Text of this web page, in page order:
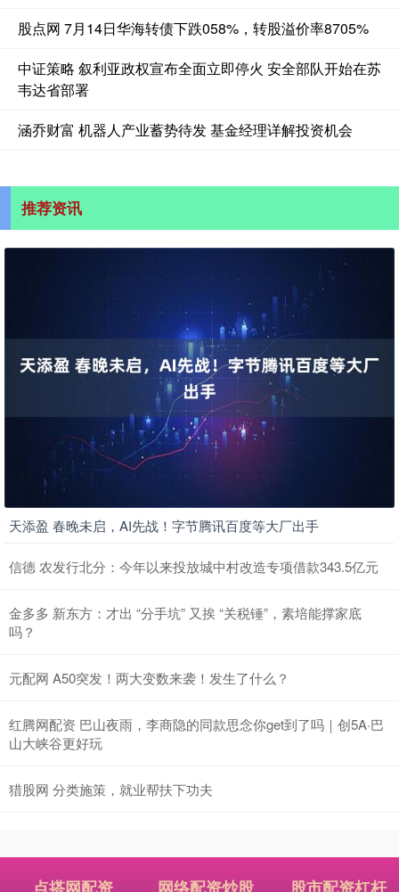
股点网 7月14日华海转债下跌058%，转股溢价率8705%
中证策略 叙利亚政权宣布全面立即停火 安全部队开始在苏
韦达省部署
涵乔财富 机器人产业蓄势待发 基金经理详解投资机会
推荐资讯
天添盈 春晚未启，AI先战！字节腾讯百度等大厂出手
信德 农发行北分：今年以来投放城中村改造专项借款343.5亿元
金多多 新东方：才出 “分手坑” 又挨 “关税锤”，素培能撑家底
吗？
元配网 A50突发！两大变数来袭！发生了什么？
红腾网配资 巴山夜雨，李商隐的同款思念你get到了吗｜创5A·巴
山大峡谷更好玩
猎股网 分类施策，就业帮扶下功夫